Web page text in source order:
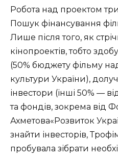
Робота над проектом
Пошук фінансування
Лише після того, як
кінопроектів, тобто
(50% бюджету фільму
культури України),
інвестори (інші 50% —
та фондів, зокрема від
Ахметова«Розвиток
знайти інвесторів,
пробувала зібрати